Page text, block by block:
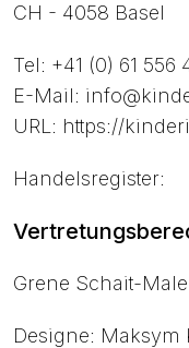
CH - 4058 Basel
Tel: +41 (0) 61 556
E-Mail:
URL: https://
Handelsregister:
Grene Schait-
Designe: Maksym